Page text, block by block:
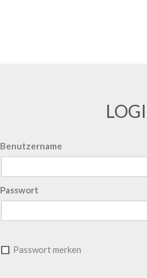
Benutzername
Passwort
Passwort merken